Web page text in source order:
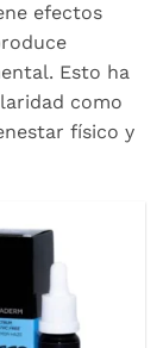
efectos
Esto ha
como
físico y